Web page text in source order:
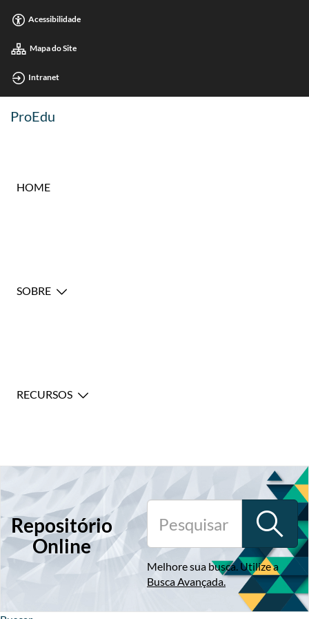
Acessibilidade
Mapa do Site
Intranet
ProEdu
HOME
SOBRE
RECURSOS
Repositório
Online
Melhore sua busca. Utilize a
Busca Avançada.